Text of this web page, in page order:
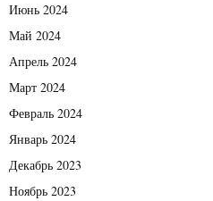
Июнь 2024
Май 2024
Апрель 2024
Март 2024
Февраль 2024
Январь 2024
Декабрь 2023
Ноябрь 2023